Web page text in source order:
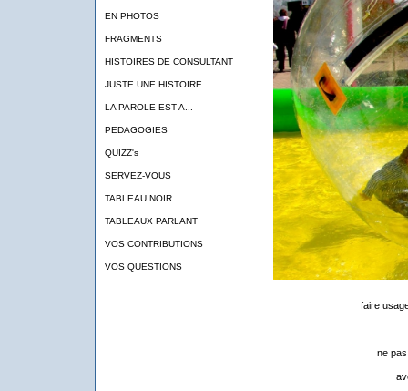
EN PHOTOS
FRAGMENTS
HISTOIRES DE CONSULTANT
JUSTE UNE HISTOIRE
LA PAROLE EST A...
PEDAGOGIES
QUIZZ's
SERVEZ-VOUS
TABLEAU NOIR
TABLEAUX PARLANT
VOS CONTRIBUTIONS
VOS QUESTIONS
faire
ne